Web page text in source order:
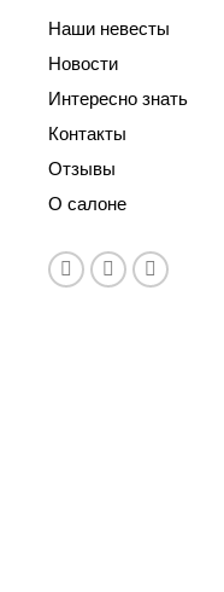
Наши невесты
Новости
Интересно знать
Контакты
Отзывы
О салоне